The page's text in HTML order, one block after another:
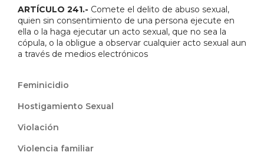
ARTÍCULO 241.- Comete el delito de abuso sexual,
quien sin consentimiento de una persona ejecute en
ella o la haga ejecutar un acto sexual, que no sea la
cópula, o la obligue a observar cualquier acto sexual aun
a través de medios electrónicos
Feminicidio
Hostigamiento Sexual
Violación
Violencia familiar